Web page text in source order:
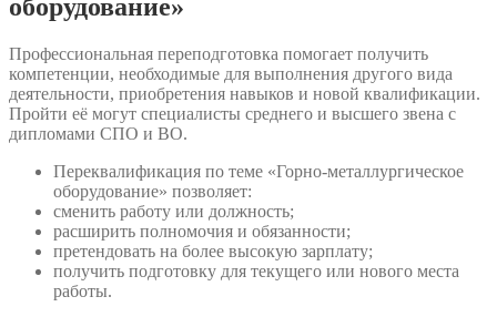
оборудование»
Профессиональная переподготовка помогает получить
компетенции, необходимые для выполнения другого вида
деятельности, приобретения навыков и новой квалификации.
Пройти её могут специалисты среднего и высшего звена с
дипломами СПО и ВО.
Переквалификация по теме «Горно-металлургическое
оборудование» позволяет:
сменить работу или должность;
расширить полномочия и обязанности;
претендовать на более высокую зарплату;
получить подготовку для текущего или нового места
работы.